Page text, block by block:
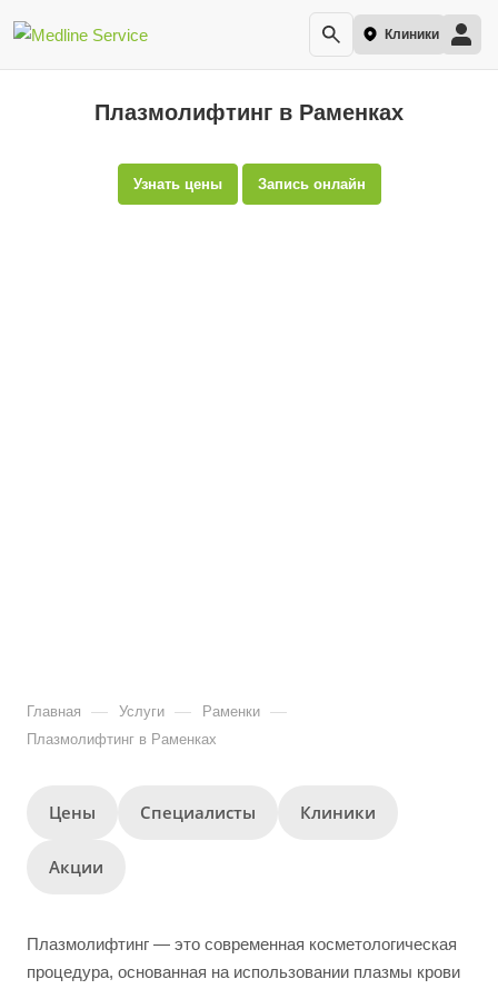
Клиники
Плазмолифтинг в Раменках
Узнать цены Запись онлайн
Главная — Услуги — Раменки —
Плазмолифтинг в Раменках
Цены Специалисты Клиники
Акции
Плазмолифтинг — это современная косметологическая
процедура, основанная на использовании плазмы крови